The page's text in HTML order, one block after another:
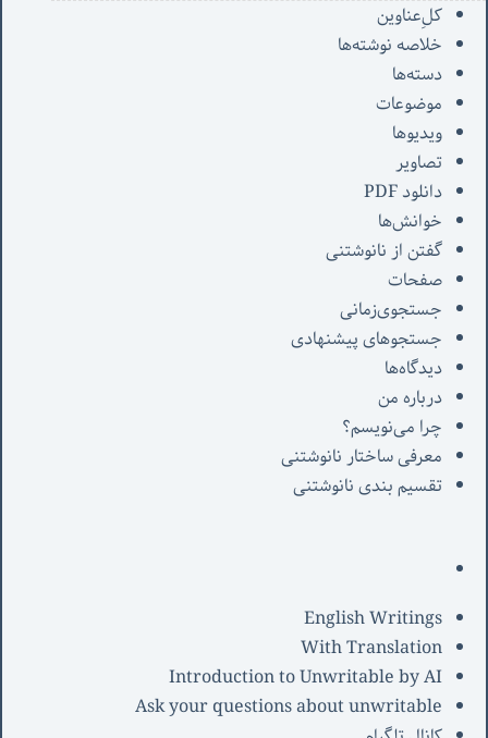
کل‌ِعناوین
خلاصه نوشته‌ها
دسته‌ها
موضوعات
ویدیوها
تصاویر
دانلود PDF
خوانش‌ها
گفتن از نانوشتنی
صفحات
جستجوی‌زمانی
جستجوهای پیشنهادی
دیدگاه‌ها
درباره من
چرا می‌نویسم؟
معرفی‌ ساختار نانوشتنی
تقسیم بندی نانوشتنی
English Writings
With Translation
Introduction to Unwritable by AI
Ask your questions about unwritable